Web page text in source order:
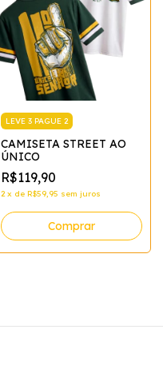
LEVE 3 PAGUE 2
CAMISETA STREET AO
ÚNICO
R$119,90
2 x de R$59,95 sem juros
Comprar